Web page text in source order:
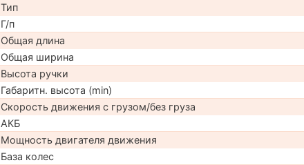
Тип
Г/п
Общая длина
Общая ширина
Высота ручки
Габаритн. высота (min)
Скорость движения с грузом/без груза
АКБ
Мощность двигателя движения
База колес